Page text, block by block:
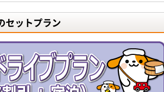
セットプラン